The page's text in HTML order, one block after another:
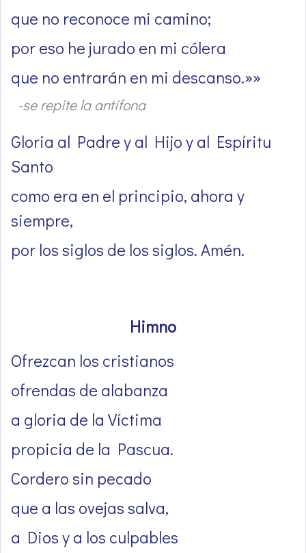
que no reconoce mi camino;
por eso he jurado en mi cólera
que no entrarán en mi descanso.»»
-se repite la antífona
Gloria al Padre y al Hijo y al Espíritu
Santo
como era en el principio, ahora y
siempre,
por los siglos de los siglos. Amén.
Himno
Ofrezcan los cristianos
ofrendas de alabanza
a gloria de la Víctima
propicia de la Pascua.
Cordero sin pecado
que a las ovejas salva,
a Dios y a los culpables